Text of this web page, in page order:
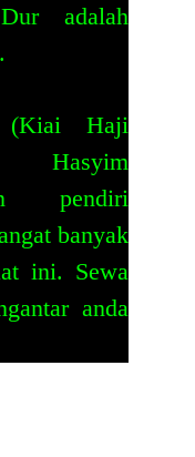
adalah
(Kiai Haji
pendiri
banyak
ini. Sewa
anda